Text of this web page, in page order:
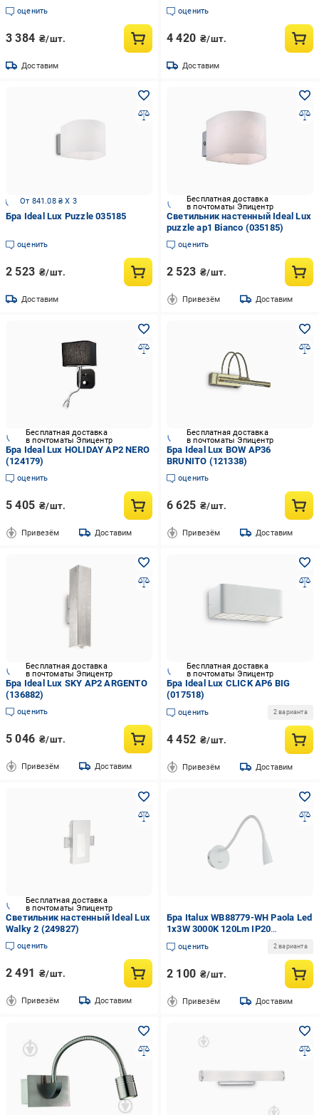
оценить
3 384 ₴/шт.
Доставим
оценить
4 420 ₴/шт.
Доставим
От 841.08 ₴ X 3
Бра Ideal Lux Puzzle 035185
оценить
2 523 ₴/шт.
Доставим
Бесплатная доставка
в почтоматы Эпицентр
Светильник настенный Ideal Lux
puzzle ap1 Bianco (035185)
оценить
2 523 ₴/шт.
Привезём Доставим
Бесплатная доставка
в почтоматы Эпицентр
Бра Ideal Lux HOLIDAY AP2 NERO
(124179)
оценить
5 405 ₴/шт.
Привезём Доставим
Бесплатная доставка
в почтоматы Эпицентр
Бра Ideal Lux BOW AP36
BRUNITO (121338)
оценить
6 625 ₴/шт.
Привезём Доставим
Бесплатная доставка
в почтоматы Эпицентр
Бра Ideal Lux SKY AP2 ARGENTO
(136882)
оценить
5 046 ₴/шт.
Привезём Доставим
Бесплатная доставка
в почтоматы Эпицентр
Бра Ideal Lux CLICK AP6 BIG
(017518)
оценить 2 варианта
4 452 ₴/шт.
Привезём Доставим
Бесплатная доставка
в почтоматы Эпицентр
Светильник настенный Ideal Lux
Walky 2 (249827)
оценить
2 491 ₴/шт.
Привезём Доставим
Бра Italux WB88779-WH Paola Led
1x3W 3000K 120Lm IP20
(17813306)
оценить 2 варианта
2 100 ₴/шт.
Привезём Доставим